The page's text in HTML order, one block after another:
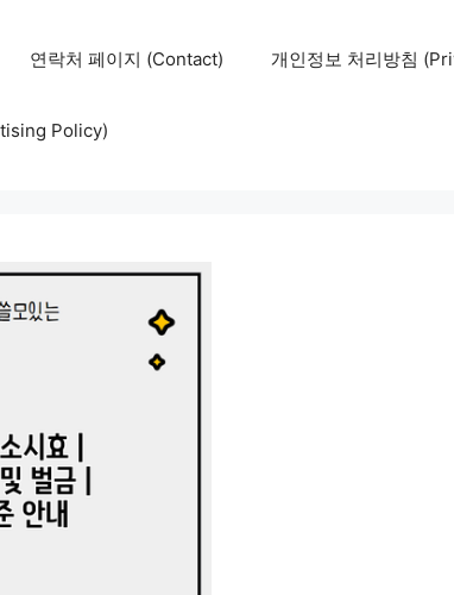
연락처 페이지 (Contact) 개인정보 처리방침
Policy)